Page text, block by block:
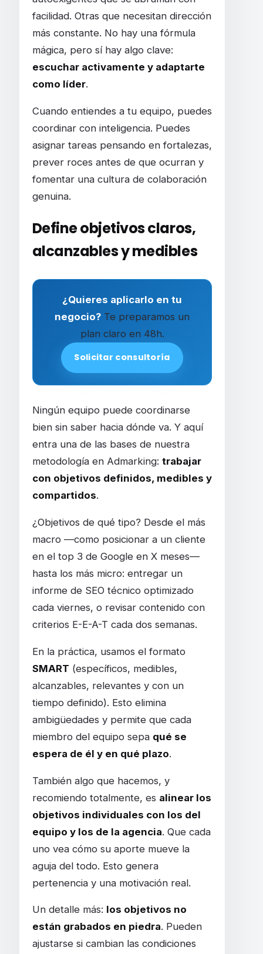
facilidad. Otras que necesitan dirección
más constante. No hay una fórmula
mágica, pero sí hay algo clave:
escuchar activamente y adaptarte
como líder.
Cuando entiendes a tu equipo, puedes
coordinar con inteligencia. Puedes
asignar tareas pensando en fortalezas,
prever roces antes de que ocurran y
fomentar una cultura de colaboración
genuina.
Define objetivos claros,
alcanzables y medibles
¿Quieres aplicarlo en tu
negocio? Te preparamos un
plan claro en 48h.
Solicitar consultoría
Ningún equipo puede coordinarse
bien sin saber hacia dónde va. Y aquí
entra una de las bases de nuestra
metodología en Admarking: trabajar
con objetivos definidos, medibles y
compartidos.
¿Objetivos de qué tipo? Desde el más
macro —como posicionar a un cliente
en el top 3 de Google en X meses—
hasta los más micro: entregar un
informe de SEO técnico optimizado
cada viernes, o revisar contenido con
criterios E-E-A-T cada dos semanas.
En la práctica, usamos el formato
SMART (específicos, medibles,
alcanzables, relevantes y con un
tiempo definido). Esto elimina
ambigüedades y permite que cada
miembro del equipo sepa qué se
espera de él y en qué plazo.
También algo que hacemos, y
recomiendo totalmente, es alinear los
objetivos individuales con los del
equipo y los de la agencia. Que cada
uno vea cómo su aporte mueve la
aguja del todo. Esto genera
pertenencia y una motivación real.
Un detalle más: los objetivos no
están grabados en piedra. Pueden
ajustarse si cambian las condiciones